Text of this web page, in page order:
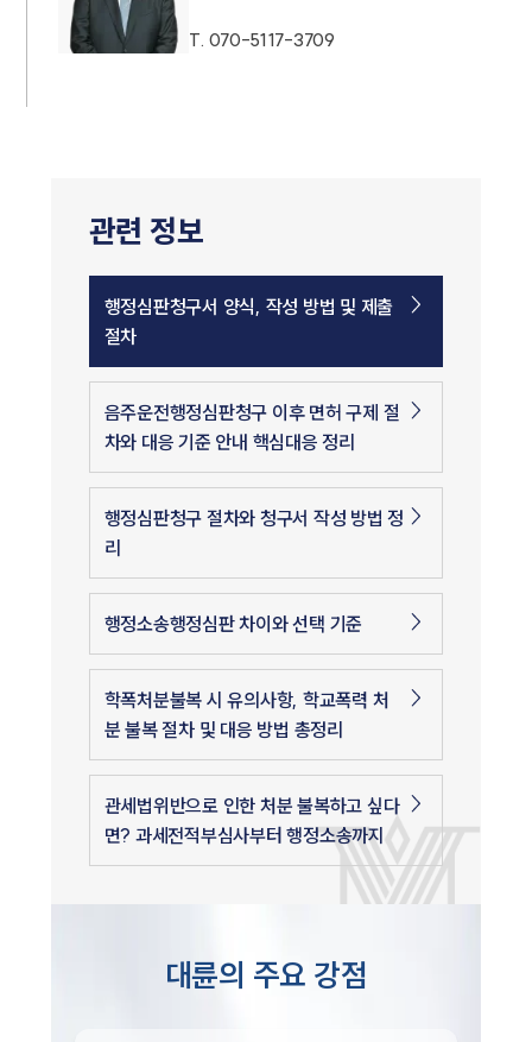
T. 070-5117-3709
관련 정보
행정심판청구서 양식, 작성 방법 및 제출
절차
음주운전행정심판청구 이후 면허 구제 절
차와 대응 기준 안내 핵심대응 정리
행정심판청구 절차와 청구서 작성 방법 정
리
행정소송행정심판 차이와 선택 기준
학폭처분불복 시 유의사항, 학교폭력 처
분 불복 절차 및 대응 방법 총정리
관세법위반으로 인한 처분 불복하고 싶다
면? 과세전적부심사부터 행정소송까지
대륜의 주요 강점